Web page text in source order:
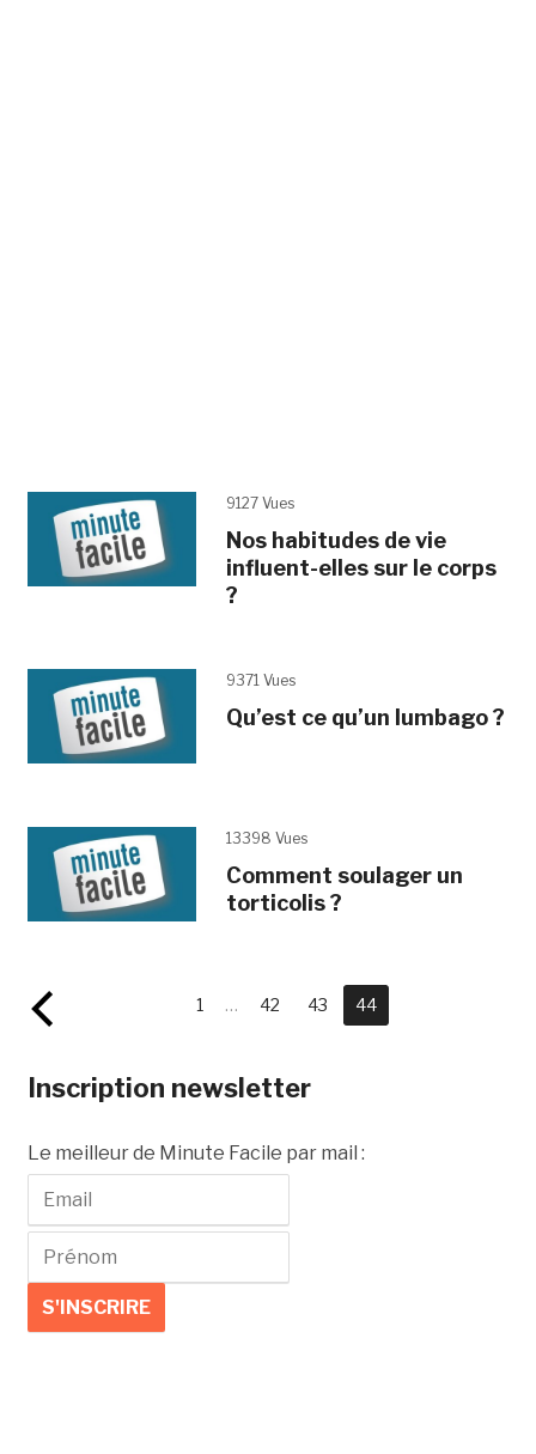
9127 Vues
Nos habitudes de vie
influent-elles sur le corps
?
9371 Vues
Qu’est ce qu’un lumbago ?
13398 Vues
Comment soulager un
torticolis ?
1 … 42 43 44
Inscription newsletter
Le meilleur de Minute Facile par mail :